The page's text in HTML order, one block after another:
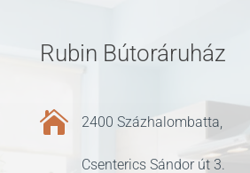
Rubin Bútoráruház
 2400 Százhalombatta,
Csenterics Sándor út 3.